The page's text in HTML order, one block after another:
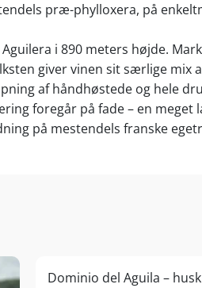
præ-phylloxera, på
i 890 meters højde.
giver vinen sit særlige mix
af håndhøstede og hele
foregår på fade – en meget
på mestendels franske
Dominio del Aguila –